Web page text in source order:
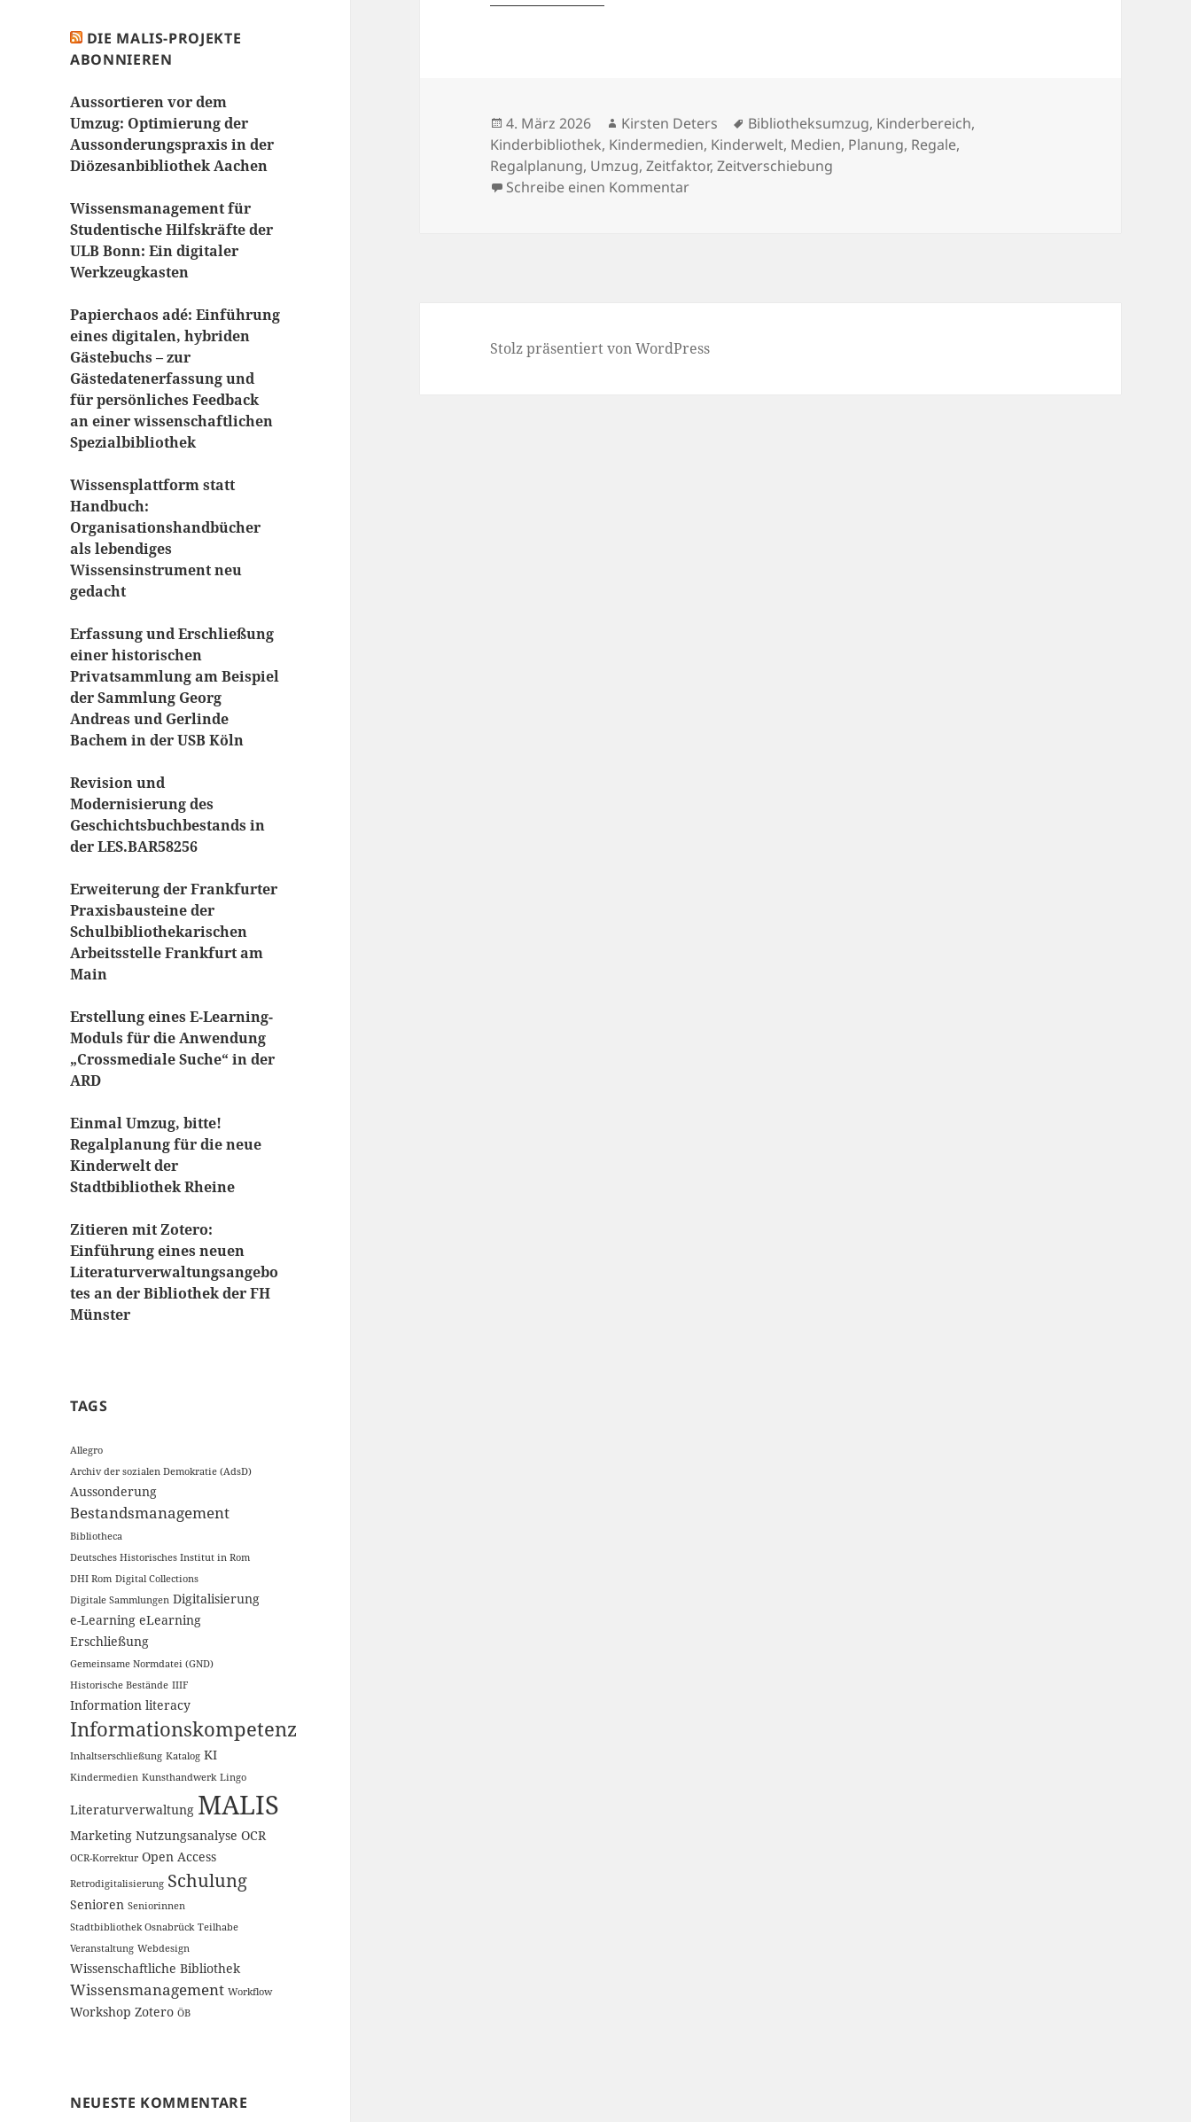
DIE MALIS-PROJEKTE
ABONNIEREN
Aussortieren vor dem
Umzug: Optimierung der
Aussonderungspraxis in der
Diözesanbibliothek Aachen
Wissensmanagement für
Studentische Hilfskräfte der
ULB Bonn: Ein digitaler
Werkzeugkasten
Papierchaos adé: Einführung
eines digitalen, hybriden
Gästebuchs – zur
Gästedatenerfassung und
für persönliches Feedback
an einer wissenschaftlichen
Spezialbibliothek
Wissensplattform statt
Handbuch:
Organisationshandbücher
als lebendiges
Wissensinstrument neu
gedacht
Erfassung und Erschließung
einer historischen
Privatsammlung am Beispiel
der Sammlung Georg
Andreas und Gerlinde
Bachem in der USB Köln
Revision und
Modernisierung des
Geschichtsbuchbestands in
der LES.BAR58256
Erweiterung der Frankfurter
Praxisbausteine der
Schulbibliothekarischen
Arbeitsstelle Frankfurt am
Main
Erstellung eines E-Learning-
Moduls für die Anwendung
„Crossmediale Suche“ in der
ARD
Einmal Umzug, bitte!
Regalplanung für die neue
Kinderwelt der
Stadtbibliothek Rheine
Zitieren mit Zotero:
Einführung eines neuen
Literaturverwaltungsangebo
tes an der Bibliothek der FH
Münster
TAGS
Allegro
Archiv der sozialen Demokratie (AdsD)
Aussonderung
Bestandsmanagement
Bibliotheca
Deutsches Historisches Institut in Rom
DHI Rom Digital Collections
Digitale Sammlungen Digitalisierung
e-Learning eLearning
Erschließung
Gemeinsame Normdatei (GND)
Historische Bestände IIIF
Information literacy
Informationskompetenz
Inhaltserschließung Katalog KI
Kindermedien Kunsthandwerk Lingo
Literaturverwaltung MALIS
Marketing Nutzungsanalyse OCR
OCR-Korrektur Open Access
Retrodigitalisierung Schulung
Senioren Seniorinnen
Stadtbibliothek Osnabrück Teilhabe
Veranstaltung Webdesign
Wissenschaftliche Bibliothek
Wissensmanagement Workflow
Workshop Zotero ÖB
NEUESTE KOMMENTARE
Veröffentlicht
am
4. März 2026 Autor
Kirsten Deters Schlagwörter
Bibliotheksumzug, Kinderbereich,
Kinderbibliothek, Kindermedien, Kinderwelt, Medien, Planung, Regale,
Regalplanung, Umzug,Zeitfaktor,Zeitverschiebung
Schreibe einen Kommentarzu Einmal Umzug, bitte! Regalplanung für die neue Kinderwelt der
Stolz präsentiert von WordPress